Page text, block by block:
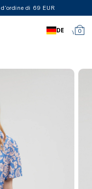
di 69 EUR
0
DE